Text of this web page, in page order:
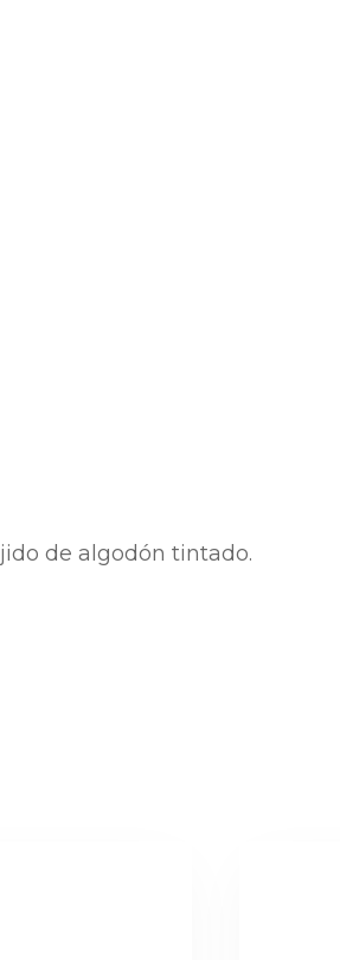
de algodón tintado.